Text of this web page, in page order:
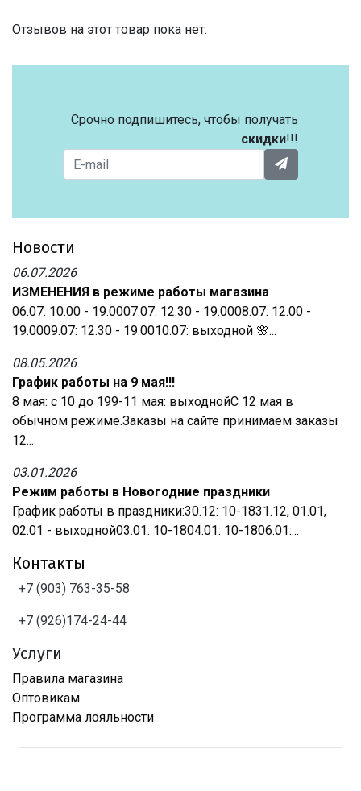
Отзывов на этот товар пока нет.
Срочно подпишитесь, чтобы получать
скидки!!!
Новости
06.07.2026
ИЗМЕНЕНИЯ в режиме работы магазина
06.07: 10.00 - 19.0007.07: 12.30 - 19.0008.07: 12.00 -
19.0009.07: 12.30 - 19.0010.07: выходной 🌸...
08.05.2026
График работы на 9 мая!!!
8 мая: с 10 до 199-11 мая: выходнойС 12 мая в
обычном режиме.Заказы на сайте принимаем заказы
12...
03.01.2026
Режим работы в Новогодние праздники
График работы в праздники:30.12: 10-1831.12, 01.01,
02.01 - выходной03.01: 10-1804.01: 10-1806.01:...
Контакты
+7 (903) 763-35-58
+7 (926)174-24-44
Услуги
Правила магазина
Оптовикам
Программа лояльности